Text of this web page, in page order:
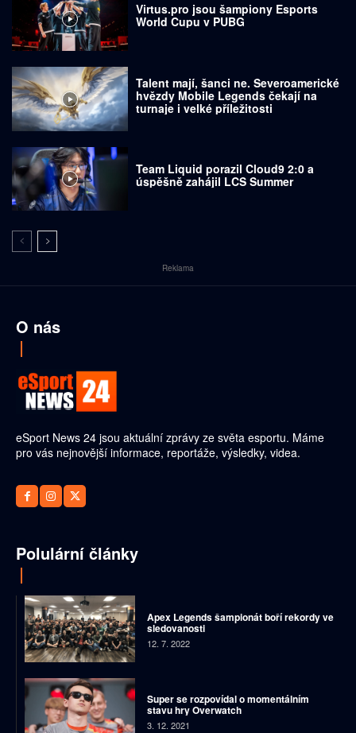
Virtus.pro jsou šampiony Esports
World Cupu v PUBG
Talent mají, šanci ne. Severoamerické
hvězdy Mobile Legends čekají na
turnaje i velké příležitosti
Team Liquid porazil Cloud9 2:0 a
úspěšně zahájil LCS Summer
Reklama
O nás
eSport News 24 jsou aktuální zprávy ze světa esportu. Máme
pro vás nejnovější informace, reportáže, výsledky, videa.
Polulární články
Apex Legends šampionát boří rekordy ve
sledovanosti
12. 7. 2022
Super se rozpovídal o momentálním
stavu hry Overwatch
3. 12. 2021